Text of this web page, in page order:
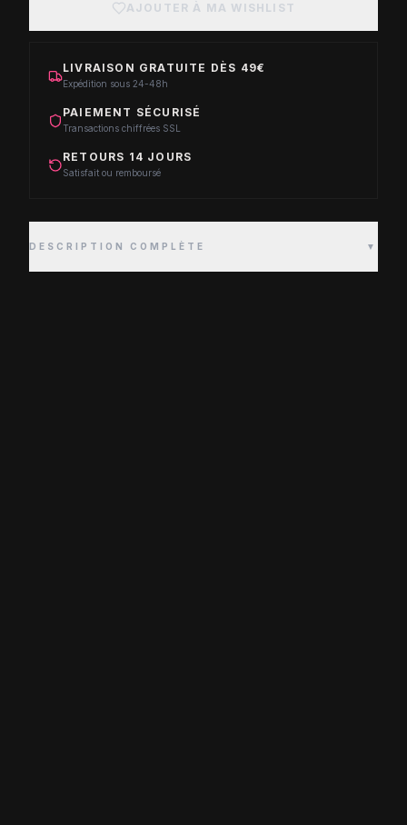
AJOUTER À MA WISHLIST
LIVRAISON GRATUITE DÈS 49€
Expédition sous 24-48h
PAIEMENT SÉCURISÉ
Transactions chiffrées SSL
RETOURS 14 JOURS
Satisfait ou remboursé
DESCRIPTION COMPLÈTE ▼